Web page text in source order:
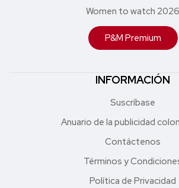
Women to watch 2026
P&M Premium
INFORMACIÓN
Suscríbase
Anuario de la publicidad
Contáctenos
Términos y
Política de Privacidad